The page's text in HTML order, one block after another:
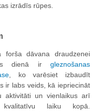
izrādīs rūpes.
forša dāvana draudzenei
dienā ir gleznošanas
, ko varēsiet izbaudīt
ir labs veids, kā iepriecināt
aktivitāti un vienlaikus arī
kvalitatīvu laiku kopā.